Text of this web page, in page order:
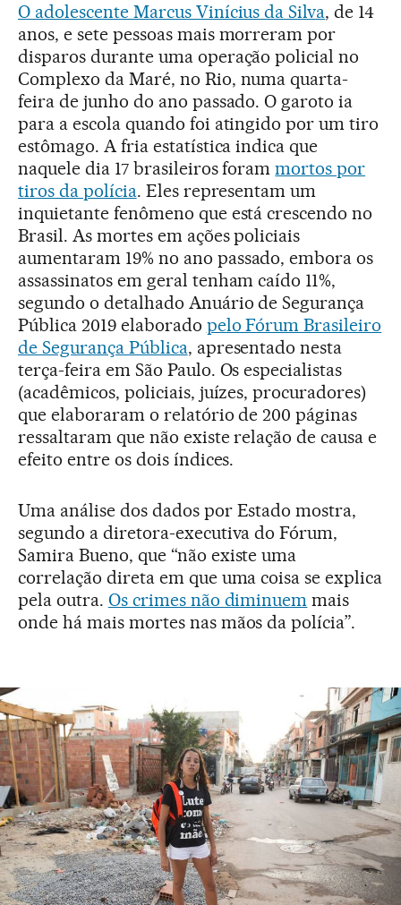
O adolescente Marcus Vinícius da Silva, de 14
anos, e sete pessoas mais morreram por
disparos durante uma operação policial no
Complexo da Maré, no Rio, numa quarta-
feira de junho do ano passado. O garoto ia
para a escola quando foi atingido por um tiro
estômago. A fria estatística indica que
naquele dia 17 brasileiros forammortos por
tiros da polícia. Eles representam um
inquietante fenômeno que está crescendo no
Brasil. As mortes em ações policiais
aumentaram 19% no ano passado, embora os
assassinatos em geral tenham caído 11%,
segundo o detalhado Anuário de Segurança
Pública 2019 elaborado pelo Fórum Brasileiro
de Segurança Pública, apresentado nesta
terça-feira em São Paulo. Os especialistas
(acadêmicos, policiais, juízes, procuradores)
que elaboraram o relatório de 200 páginas
ressaltaram que não existe relação de causa e
efeito entre os dois índices.
Uma análise dos dados por Estado mostra,
segundo a diretora-executiva do Fórum,
Samira Bueno, que “não existe uma
correlação direta em que uma coisa se explica
pela outra. Os crimes não diminuem mais
onde há mais mortes nas mãos da polícia”.